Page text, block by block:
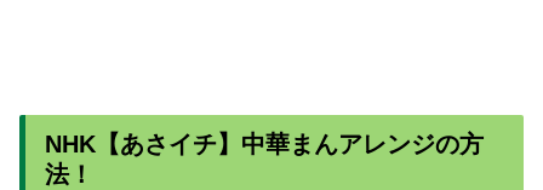
NHK【あさイチ】中華まんアレンジの方
法！